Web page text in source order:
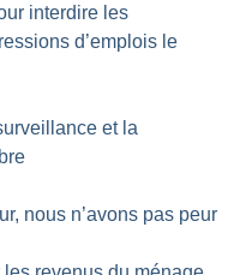
interdire les
d’emplois le
et la
nous n’avons pas peur